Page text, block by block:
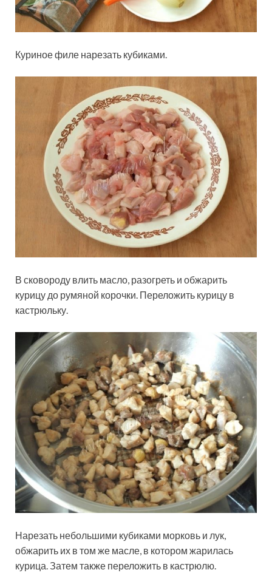
Куриное филе нарезать кубиками.
В сковороду влить масло, разогреть и обжарить
курицу до румяной корочки. Переложить курицу в
кастрюльку.
Нарезать небольшими кубиками морковь и лук,
обжарить их в том же масле, в котором жарилась
курица. Затем также переложить в кастрюлю.